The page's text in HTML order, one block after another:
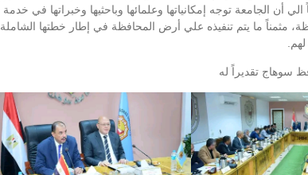
أن الجامعة توجه إمكانياتها وعلمائها وباحثيها وخبراتها في خدمة
مثمناً ما يتم تنفيذه علي أرض المحافظة في إطار خطتها الشاملة
سوهاج تقديراً له